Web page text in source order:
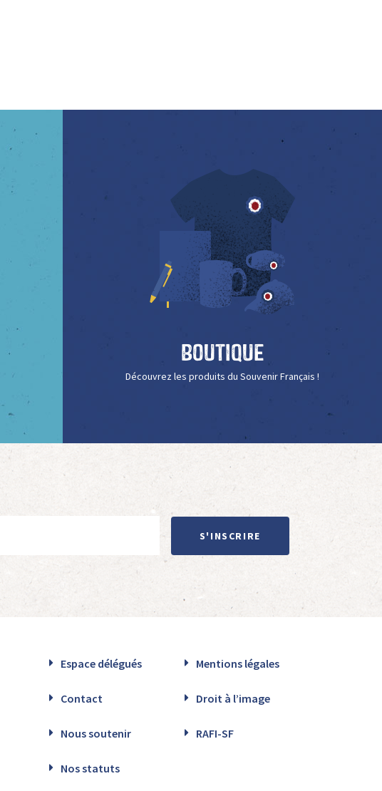
Boutique
Découvrez les produits du Souvenir Français !
S'INSCRIRE
Espace délégués Mentions légales
Contact Droit à l’image
Nous soutenir RAFI-SF
Nos statuts